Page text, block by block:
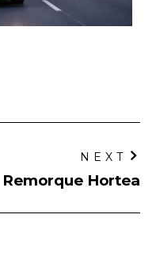
NEXT
Remorque Hortea